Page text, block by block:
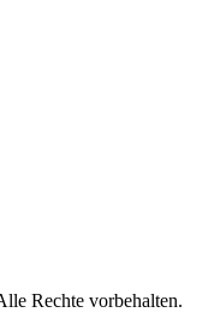
Rechte vorbehalten.